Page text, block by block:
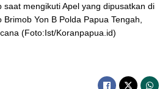
saat mengikuti Apel yang dipusatkan di
Yon B Polda Papua Tengah,
(Foto:Ist/Koranpapua.id)